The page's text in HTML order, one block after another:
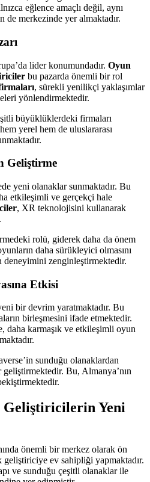
eğlence amaçlı değil, aynı
merkezinde yer almaktadır.
lider konumundadır. Oyun
bu pazarda önemli bir rol
, sürekli yenilikçi yaklaşımlar
yönlendirmektedir.
büyüklüklerdeki firmaları
yerel hem de uluslararası
Geliştirme
yeni olanaklar sunmaktadır. Bu
etkileşimli ve gerçekçi hale
, XR teknolojisini kullanarak
rolü, giderek daha da önem
daha sürükleyici olmasını
deneyimini zenginleştirmektedir.
Etkisi
bir devrim yaratmaktadır. Bu
birleşmesini ifade etmektedir.
daha karmaşık ve etkileşimli oyun
sunduğu olanaklardan
Bu, Almanya’nın
Yeni
önemli bir merkez olarak ön
ev sahipliği yapmaktadır.
ve sunduğu çeşitli olanaklar ile